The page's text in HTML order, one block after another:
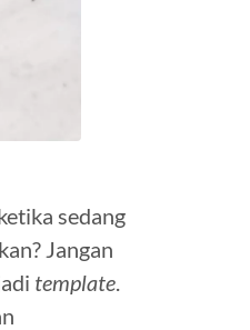
sedang
Jangan
template.